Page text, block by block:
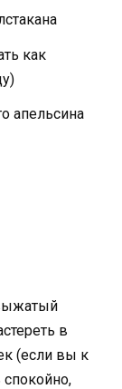
как
апельсина
в
(если вы к